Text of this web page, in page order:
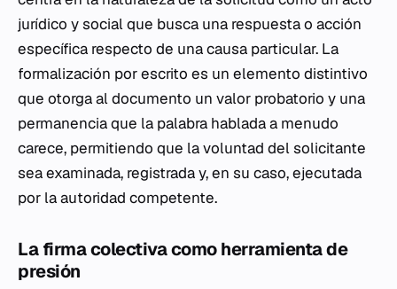
jurídico y social que busca una respuesta o acción
específica respecto de una causa particular. La
formalización por escrito es un elemento distintivo
que otorga al documento un valor probatorio y una
permanencia que la palabra hablada a menudo
carece, permitiendo que la voluntad del solicitante
sea examinada, registrada y, en su caso, ejecutada
por la autoridad competente.
La firma colectiva como herramienta de
presión